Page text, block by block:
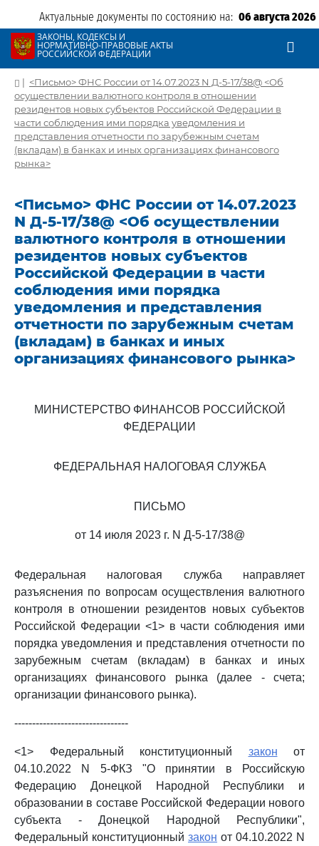
Актуальные документы по состоянию на: 06 августа 2026
ЗАКОНЫ, КОДЕКСЫ И
НОРМАТИВНО-ПРАВОВЫЕ АКТЫ
РОССИЙСКОЙ ФЕДЕРАЦИИ
| <Письмо> ФНС России от 14.07.2023 N Д-5-17/38@ <Об
осуществлении валютного контроля в отношении
резидентов новых субъектов Российской Федерации в
части соблюдения ими порядка уведомления и
представления отчетности по зарубежным счетам
(вкладам) в банках и иных организациях финансового
рынка>
<Письмо> ФНС России от 14.07.2023
N Д-5-17/38@ <Об осуществлении
валютного контроля в отношении
резидентов новых субъектов
Российской Федерации в части
соблюдения ими порядка
уведомления и представления
отчетности по зарубежным счетам
(вкладам) в банках и иных
организациях финансового рынка>
МИНИСТЕРСТВО ФИНАНСОВ РОССИЙСКОЙ
ФЕДЕРАЦИИ
ФЕДЕРАЛЬНАЯ НАЛОГОВАЯ СЛУЖБА
ПИСЬМО
от 14 июля 2023 г. N Д-5-17/38@
Федеральная налоговая служба направляет
разъяснения по вопросам осуществления валютного
контроля в отношении резидентов новых субъектов
Российской Федерации <1> в части соблюдения ими
порядка уведомления и представления отчетности по
зарубежным счетам (вкладам) в банках и иных
организациях финансового рынка (далее - счета;
организации финансового рынка).
--------------------------------
<1> Федеральный конституционный закон от
04.10.2022 N 5-ФКЗ "О принятии в Российскую
Федерацию Донецкой Народной Республики и
образовании в составе Российской Федерации нового
субъекта - Донецкой Народной Республики",
Федеральный конституционный закон от 04.10.2022 N